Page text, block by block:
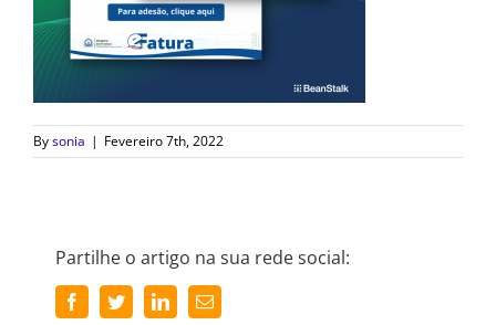
Bysonia | Fevereiro 7th, 2022
Partilhe o artigo na sua rede social:
FacebookTwitterLinkedInEmail
(necessário